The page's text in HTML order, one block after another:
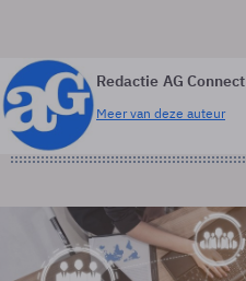
Redactie AG Connect
Meer van deze auteur